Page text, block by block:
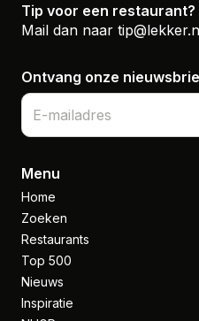
Tip voor een restaurant?
Mail dan naar
Ontvang onze
Menu
Home
Zoeken
Restaurants
Top 500
Nieuws
Inspiratie